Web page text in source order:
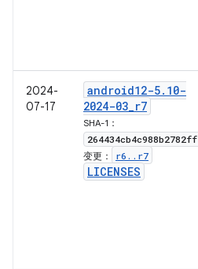
2024-
07-17
android12-5. 10-
2024-03_r7
SHA-1：
264434cb4c988b2782ff
变更： r6 . . r7
LICENSES